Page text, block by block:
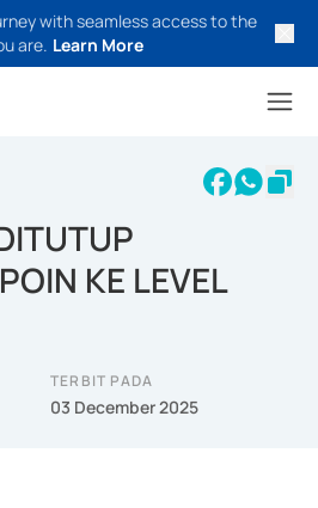
with seamless access to the
are. Learn More
KE LEVEL
TERBIT PADA
03 December 2025